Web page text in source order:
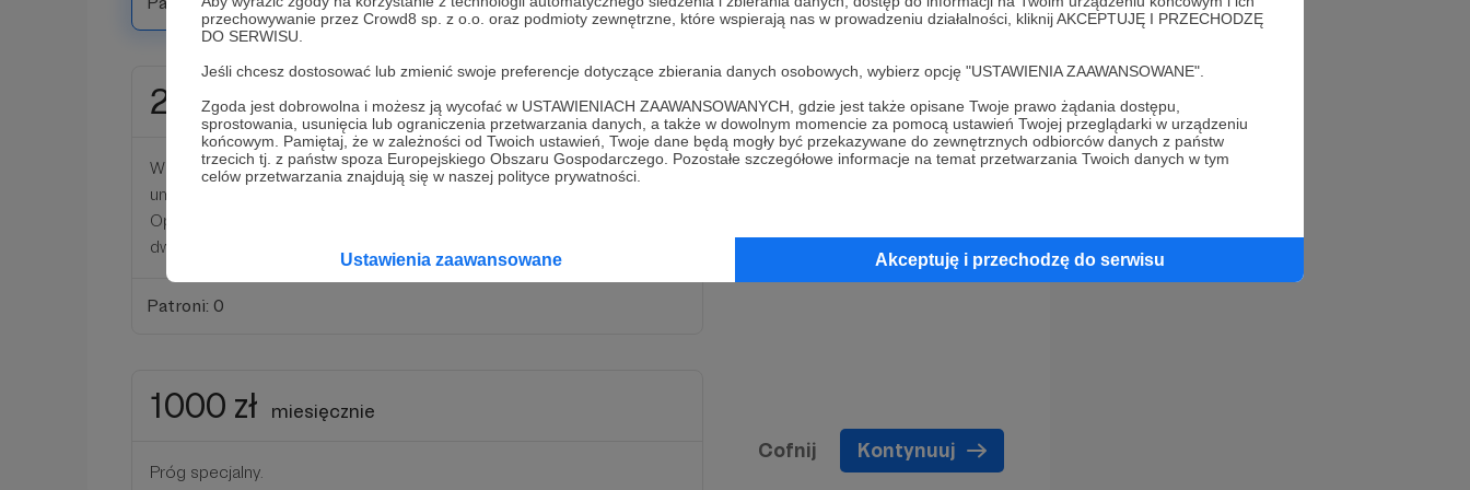
przechowywanie przez Crowd8 sp. z o.o. oraz podmioty zewnętrzne, które wspierają nas w prowadzeniu działalności, kliknij AKCEPTUJĘ I PRZECHODZĘ
DO SERWISU.
Jeśli chcesz dostosować lub zmienić swoje preferencje dotyczące zbierania danych osobowych, wybierz opcję "USTAWIENIA ZAAWANSOWANE".
Zgoda jest dobrowolna i możesz ją wycofać w USTAWIENIACH ZAAWANSOWANYCH, gdzie jest także opisane Twoje prawo żądania dostępu,
sprostowania, usunięcia lub ograniczenia przetwarzania danych, a także w dowolnym momencie za pomocą ustawień Twojej przeglądarki w urządzeniu
końcowym. Pamiętaj, że w zależności od Twoich ustawień, Twoje dane będą mogły być przekazywane do zewnętrznych odbiorców danych z państw
trzecich tj. z państw spoza Europejskiego Obszaru Gospodarczego. Pozostałe szczegółowe informacje na temat przetwarzania Twoich danych w tym
celów przetwarzania znajdują się w naszej polityce prywatności.
Ustawienia zaawansowane Akceptuję i przechodzę do serwisu
200 zł miesięcznie
Wielkie dzięki! To już naprawdę spory zastrzyk gotówki, który
umożliwia zakup dobrej koszulki, skarpet albo wyposażenia apteczki.
Oprócz wszystkiego, co powyżej, za to wsparcie zapraszam Cię na
dwudniową wędrówkę z biwakiem.
Patroni: 0
1000 zł miesięcznie
Próg specjalny.
Cofnij Kontynuuj